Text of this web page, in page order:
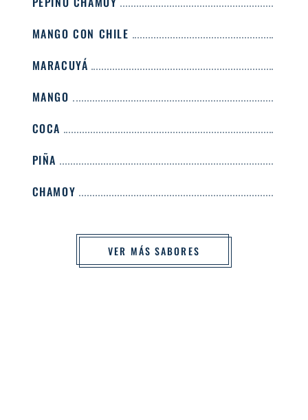
MANGO CON CHILE
MARACUYÁ
MANGO
COCA
PIÑA
CHAMOY
VER MÁS SABORES